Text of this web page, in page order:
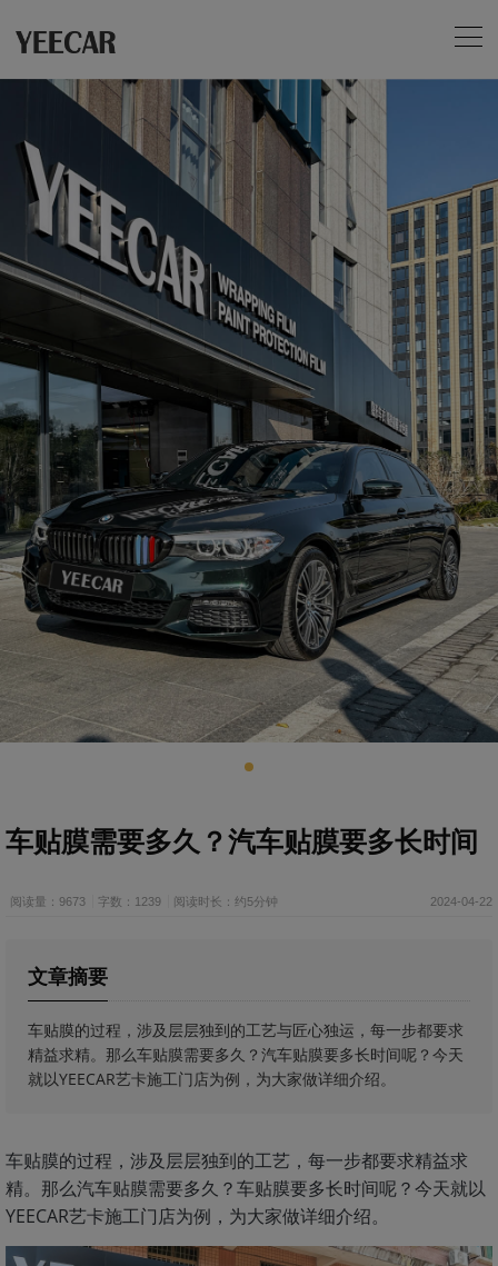
车贴膜需要多久？汽车贴膜要多长时间
阅读量：9673 字数：1239 阅读时长：约5分钟 2024-04-22
文章摘要
车贴膜的过程，涉及层层独到的工艺与匠心独运，每一步都要求
精益求精。那么车贴膜需要多久？汽车贴膜要多长时间呢？今天
就以YEECAR艺卡施工门店为例，为大家做详细介绍。
车贴膜的过程，涉及层层独到的工艺，每一步都要求精益求
精。那么汽车贴膜需要多久？车贴膜要多长时间呢？今天就以
YEECAR艺卡施工门店为例，为大家做详细介绍。